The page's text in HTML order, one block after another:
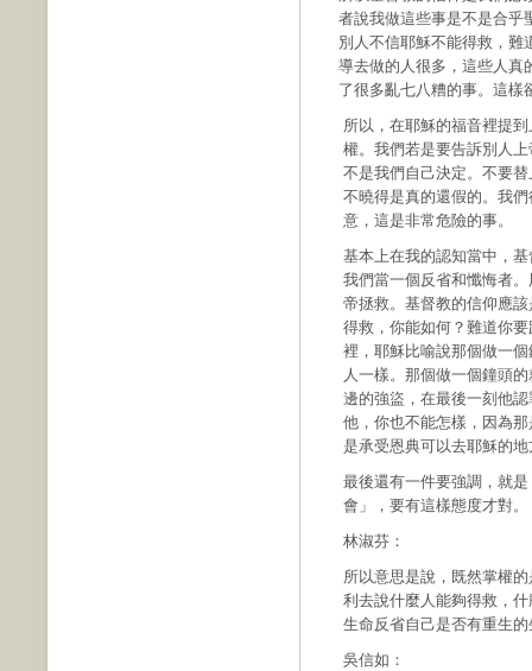
者說我做這些事是不是合乎
別人不信耶穌不能得救，難
導去做的人很多，這些人真
了很多亂七八糟的事。這樣
所以，在耶穌的福音裡提
權。我們若是要告訴別人
不是我們自己決定。不要
不曉得是真的還假的。我
意，這是非常危險的事。
基本上在我的認知當中，
我們當一個反省和懺悔者
帝拯救。基督教的信仰應
得救，你能如何？難道你
裡，耶穌比喻說那個做一
人一樣。那個做一個鐘頭
邊的強盜，在最後一刻他
他，你也不能怎樣，因為
是承受恩典可以去耶穌的地
最後還有一件要強調，就
會」，要有這樣態度才對。
林淑芬：
所以意思是說，既然掌權
利去說什麼人能夠得救，
生命反省自己是否有重生的
吳信如：